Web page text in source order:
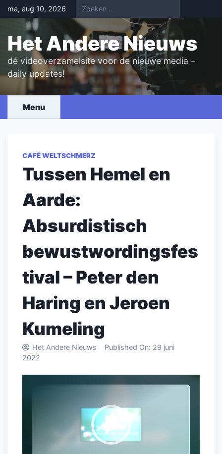
Skip
to
content
ma, aug 10, 2026
Het Andere Nieuws
dé videoverzamelsite voor de nieuwe media –
daily updates!
Menu
CAFÉ WELTSCHMERZ
Tussen Hemel en
Aarde:
Absurdistisch
bewustwordingsfes
tival – Peter den
Haring en Jeroen
Kumeling
Het Andere Nieuws Published On: 29 juni
2022